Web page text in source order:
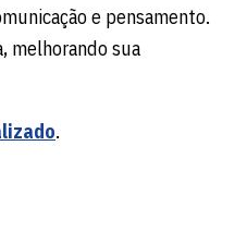
e pensamento.
melhorando sua
.